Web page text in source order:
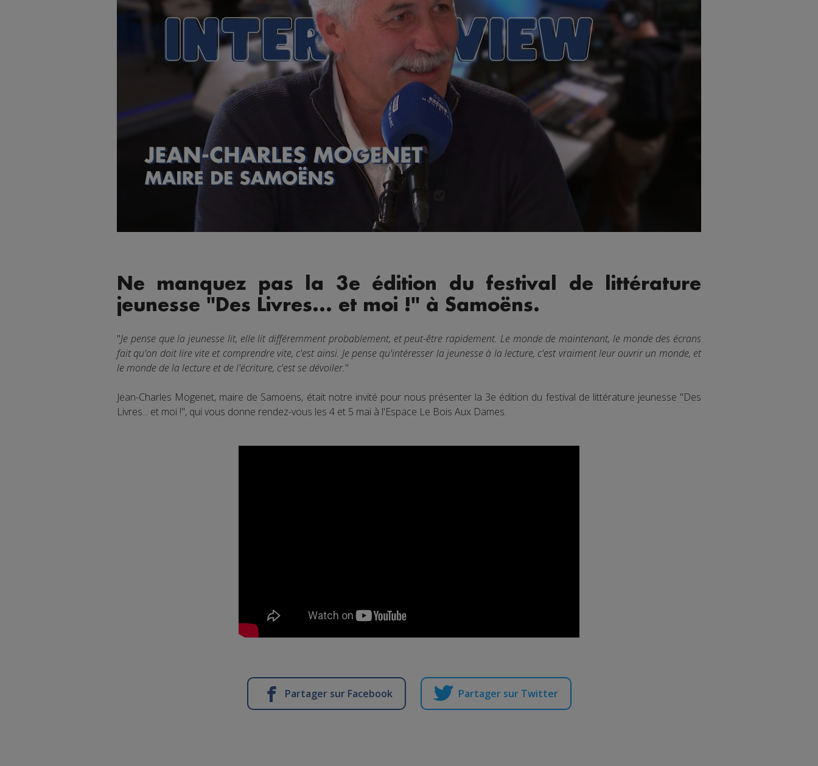
Ne manquez pas la 3e édition du festival de littérature
jeunesse "Des Livres... et moi !" à Samoëns.
"Je pense que la jeunesse lit, elle lit différemment probablement, et peut-être rapidement. Le monde de maintenant, le monde des écrans
fait qu'on doit lire vite et comprendre vite, c'est ainsi. Je pense qu'intéresser la jeunesse à la lecture, c'est vraiment leur ouvrir un monde, et
le monde de la lecture et de l'écriture, c'est se dévoiler."
Jean-Charles Mogenet, maire de Samoëns, était notre invité pour nous présenter la 3e édition du festival de littérature jeunesse "Des
Livres... et moi !", qui vous donne rendez-vous les 4 et 5 mai à l'Espace Le Bois Aux Dames.
Partager sur Facebook Partager sur Twitter